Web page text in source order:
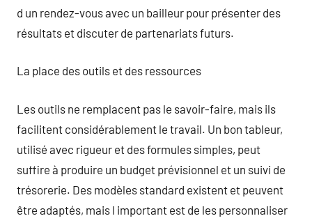
d un rendez-vous avec un bailleur pour présenter des
résultats et discuter de partenariats futurs.
La place des outils et des ressources
Les outils ne remplacent pas le savoir-faire, mais ils
facilitent considérablement le travail. Un bon tableur,
utilisé avec rigueur et des formules simples, peut
suffire à produire un budget prévisionnel et un suivi de
trésorerie. Des modèles standard existent et peuvent
être adaptés, mais l important est de les personnaliser